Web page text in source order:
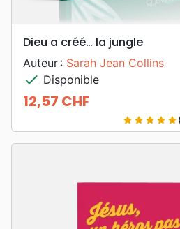
Dieu a créé… la jungle
Auteur : Sarah Jean Collins
check Disponible
Prix
12,57 CHF
star star star star star